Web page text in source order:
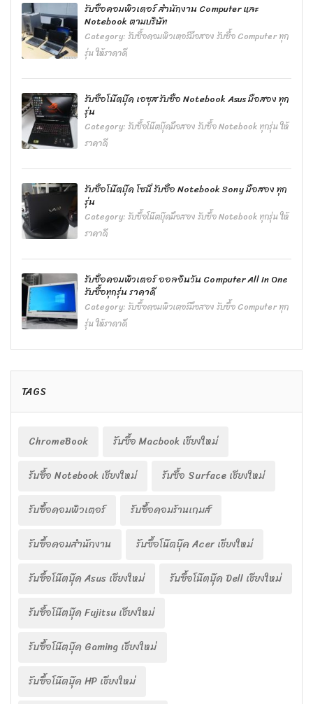
รับซื้อคอมพิวเตอร์ สำนักงาน Computer และ
Notebook ตามบริษัท
Category:รับซื้อคอมพิวเตอร์มือสอง รับซื้อ Computer ทุก
รุ่น ให้ราคาดี
รับซื้อโน๊ตบุ๊ค เอซุส รับซื้อ Notebook Asus มือสอง ทุก
รุ่น
Category:รับซื้อโน๊ตบุ๊คมือสอง รับซื้อ Notebook ทุกรุ่น ให้
ราคาดี
รับซื้อโน๊ตบุ๊ค โซนี่ รับซื้อ Notebook Sony มือสอง ทุก
รุ่น
Category:รับซื้อโน๊ตบุ๊คมือสอง รับซื้อ Notebook ทุกรุ่น ให้
ราคาดี
รับซื้อคอมพิวเตอร์ ออลอินวัน Computer All In One
รับซื้อทุกรุ่น ราคาดี
Category:รับซื้อคอมพิวเตอร์มือสอง รับซื้อ Computer ทุก
รุ่น ให้ราคาดี
TAGS
ChromeBook
รับซื้อ Macbook เชียงใหม่
รับซื้อ Notebook เชียงใหม่
รับซื้อ Surface เชียงใหม่
รับซื้อคอมพิวเตอร์
รับซื้อคอมร้านเกมส์
รับซื้อคอมสำนักงาน
รับซื้อโน๊ตบุ๊ค Acer เชียงใหม่
รับซื้อโน๊ตบุ๊ค Asus เชียงใหม่
รับซื้อโน๊ตบุ๊ค Dell เชียงใหม่
รับซื้อโน๊ตบุ๊ค Fujitsu เชียงใหม่
รับซื้อโน๊ตบุ๊ค Gaming เชียงใหม่
รับซื้อโน๊ตบุ๊ค HP เชียงใหม่